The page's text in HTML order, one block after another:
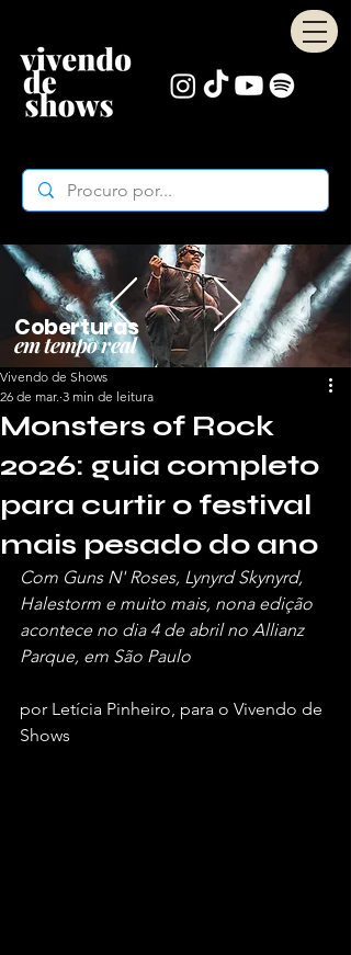
Coberturas
em tempo real
Monsters of Rock
2026: guia completo
para curtir o festival
mais pesado do ano
Vivendo de Shows
26 de mar. 3 min de leitura
Com Guns N' Roses, Lynyrd Skynyrd,
Halestorm e muito mais, nona edição
acontece no dia 4 de abril no Allianz
Parque, em São Paulo
por Letícia Pinheiro, para o Vivendo de
Shows